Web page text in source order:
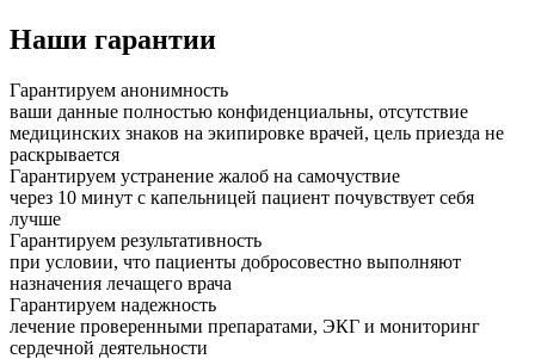
Наши гарантии
Гарантируем анонимность
ваши данные полностью конфиденциальны, отсутствие
медицинских знаков на экипировке врачей, цель приезда не
раскрывается
Гарантируем устранение жалоб на самочуствие
через 10 минут с капельницей пациент почувствует себя
лучше
Гарантируем результативность
при условии, что пациенты добросовестно выполняют
назначения лечащего врача
Гарантируем надежность
лечение проверенными препаратами, ЭКГ и мониторинг
сердечной деятельности